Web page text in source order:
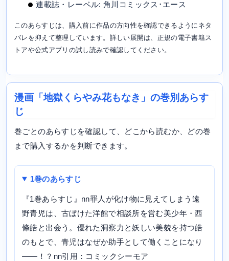
連載誌・レーベル: 角川コミックス･エース
このあらすじは、購入前に作品の方向性を確認できるようにネタ
バレを抑えて整理しています。詳しい展開は、正規の電子書籍ス
トアや公式アプリの試し読みで確認してください。
漫画「地獄くらやみ花もなき」の巻別あらす
じ
巻ごとのあらすじを確認して、どこから読むか、どの巻
まで購入するかを判断できます。
1巻のあらすじ
『1巻あらすじ』nn罪人が化け物に見えてしまう遠
野青児は、古ぼけた洋館で相談所を営む美少年・西
條皓と出会う。優れた洞察力と妖しい美貌を持つ皓
のもとで、青児はなぜか助手として働くことになり
――！？nn引用：コミックシーモア